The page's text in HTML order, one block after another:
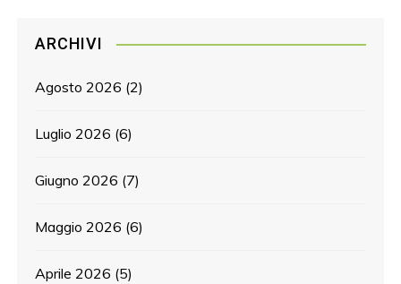
ARCHIVI
Agosto 2026 (2)
Luglio 2026 (6)
Giugno 2026 (7)
Maggio 2026 (6)
Aprile 2026 (5)